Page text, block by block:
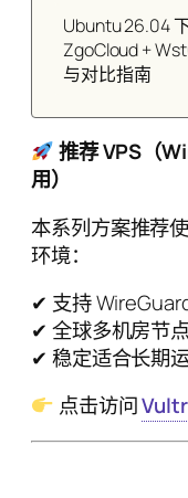
Ubuntu 26.04
ZgoCloud +
与对比指南
推荐 VPS（
用）
本系列方案推荐
环境：
✔ 支持
✔ 全球多机房节
✔ 稳定适合长期
点击访问Vultr